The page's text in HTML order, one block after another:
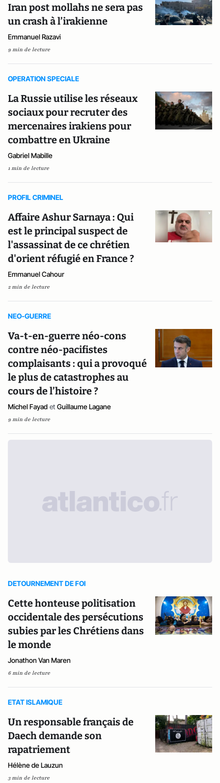
Iran post mollahs ne sera pas
un crash à l’irakienne
Emmanuel Razavi
9 min de lecture
OPERATION SPECIALE
La Russie utilise les réseaux
sociaux pour recruter des
mercenaires irakiens pour
combattre en Ukraine
Gabriel Mabille
1 min de lecture
PROFIL CRIMINEL
Affaire Ashur Sarnaya : Qui
est le principal suspect de
l'assassinat de ce chrétien
d'orient réfugié en France ?
Emmanuel Cahour
2 min de lecture
NEO-GUERRE
Va-t-en-guerre néo-cons
contre néo-pacifistes
complaisants : qui a provoqué
le plus de catastrophes au
cours de l’histoire ?
Michel Fayad et Guillaume Lagane
9 min de lecture
DETOURNEMENT DE FOI
Cette honteuse politisation
occidentale des persécutions
subies par les Chrétiens dans
le monde
Jonathon Van Maren
6 min de lecture
ETAT ISLAMIQUE
Un responsable français de
Daech demande son
rapatriement
Hélène de Lauzun
3 min de lecture